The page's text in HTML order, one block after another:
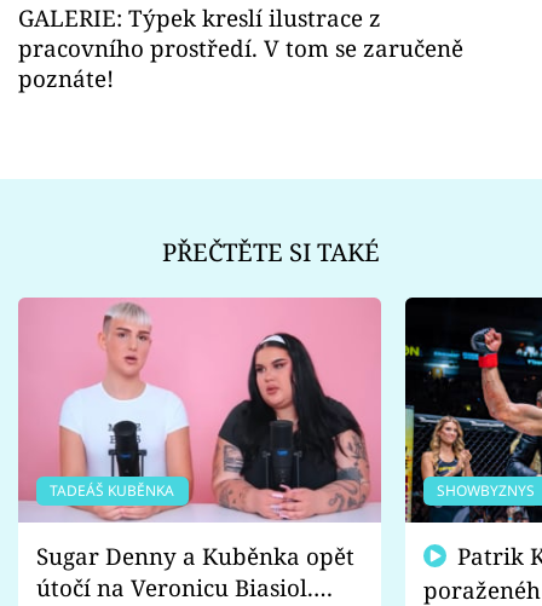
GALERIE: Týpek kreslí ilustrace z
pracovního prostředí. V tom se zaručeně
poznáte!
PŘEČTĚTE SI TAKÉ
TADEÁŠ KUBĚNKA
Sugar Denny a Kuběnka opět
útočí na Veronicu Biasiol.
SHOWBYZNYS